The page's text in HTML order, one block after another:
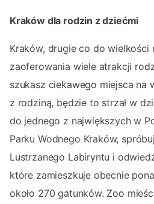
Kraków dla rodzin z dziećmi
Kraków, drugie co do wielkości
zaoferowania wiele atrakcji
szukasz ciekawego miejsca na
z rodziną, będzie to strzał w
do jednego z największych w
Parku Wodnego Kraków,
Lustrzanego Labiryntu i
które zamieszkuje obecnie
około 270 gatunków. Zoo